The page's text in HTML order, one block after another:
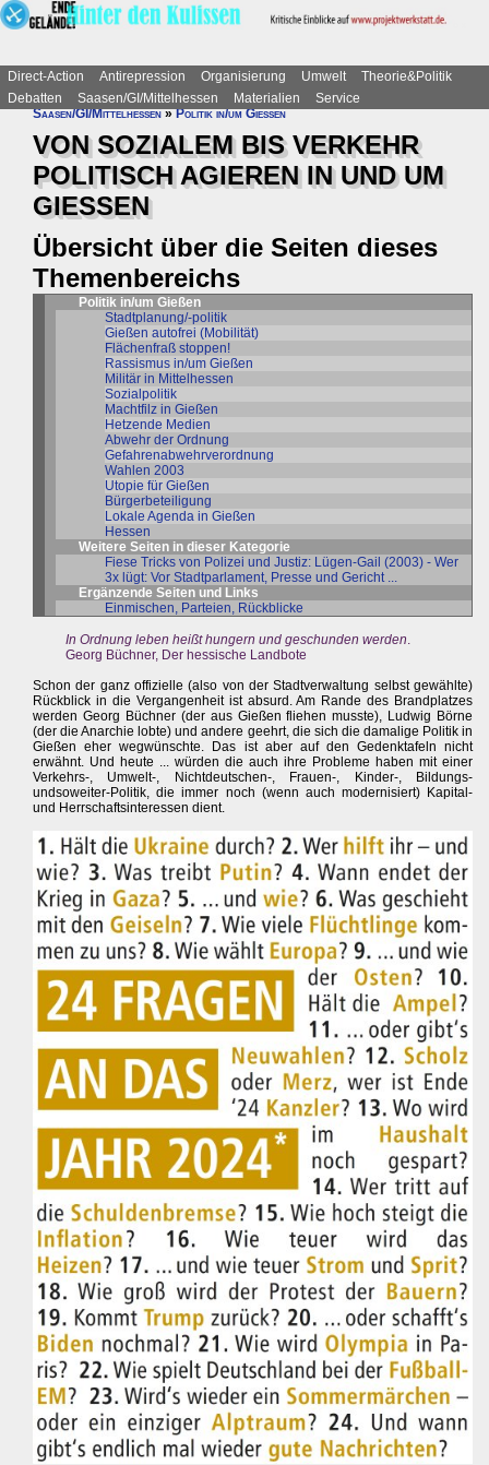
Direct-Action Antirepression Organisierung Umwelt
Theorie&Politik
Debatten
Saasen/GI/Mittelhessen Materialien
Service
Saasen/GI/Mittelhessen»Politik in/um Gießen
VON SOZIALEM BIS VERKEHR
POLITISCH AGIEREN IN UND UM
GIESSEN
Übersicht über die Seiten dieses
Themenbereichs
Politik in/um Gießen
Stadtplanung/-politik
Gießen autofrei (Mobilität)
Flächenfraß stoppen!
Rassismus in/um Gießen
Militär in Mittelhessen
Sozialpolitik
Machtfilz in Gießen
Hetzende Medien
Abwehr der Ordnung
Gefahrenabwehrverordnung
Wahlen 2003
Utopie für Gießen
Bürgerbeteiligung
Lokale Agenda in Gießen
Hessen
Weitere Seiten in dieser Kategorie
Fiese Tricks von Polizei und Justiz: Lügen-Gail (2003) - Wer
3x lügt: Vor Stadtparlament, Presse und Gericht ...
Ergänzende Seiten und Links
Einmischen, Parteien, Rückblicke
In Ordnung leben heißt hungern und geschunden werden.
Georg Büchner, Der hessische Landbote
Schon der ganz offizielle (also von der Stadtverwaltung selbst gewählte)
Rückblick in die Vergangenheit ist absurd. Am Rande des Brandplatzes
werden Georg Büchner (der aus Gießen fliehen musste), Ludwig Börne
(der die Anarchie lobte) und andere geehrt, die sich die damalige Politik in
Gießen eher wegwünschte. Das ist aber auf den Gedenktafeln nicht
erwähnt. Und heute ... würden die auch ihre Probleme haben mit einer
Verkehrs-, Umwelt-, Nichtdeutschen-, Frauen-, Kinder-, Bildungs-
undsoweiter-Politik, die immer noch (wenn auch modernisiert) Kapital-
und Herrschaftsinteressen dient.